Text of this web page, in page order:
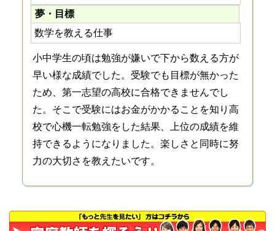
夢・目標
数学を教える仕事
小中学生の頃は勉強が嫌いで下から数える方が
早い様な成績でした。受験でも目標が無かった
ため、第一志望の高校に合格できませんでし
た。そこで受験にはお金がかかることを知り高
校で心機一転勉強をした結果、上位の成績を維
持できるようになりました。楽しさと同時に努
力の大切さを教えたいです。